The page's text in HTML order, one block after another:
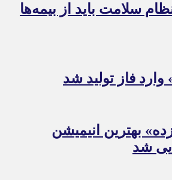
سلامت باید از بیمه‌ها
وارد فاز تولید شد
بهترین انیمیشن
شد